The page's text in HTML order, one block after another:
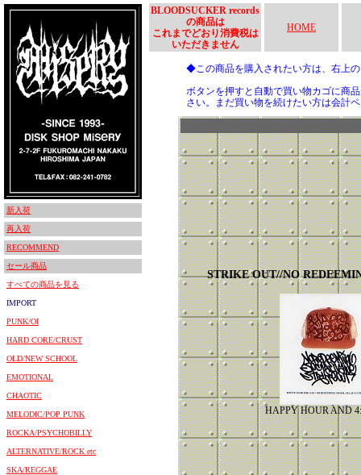
新入荷
再入荷
RECOMMEND
セール商品
すべての商品を見る
IMPORT
PUNK/OI
HARD CORE/CRUST
OLD/NEW SCHOOL
EMOTIONAL
CHAOTIC
MELODIC/POP PUNK
ROCKA/PSYCHOBILLY
ALTERNATIVE/ROCK etc
SKA/REGGAE
BLOODSUCKER records
の商品は
これまでどおり消費税は
いただきません
HOME
◆この商品を購入されたい方は、右上
ボタンを押すと自動で買い物カゴに商
さい。まだ買い物を続けたい方は会計
STRIKE OUT//NO
HAPPY HOUR AND